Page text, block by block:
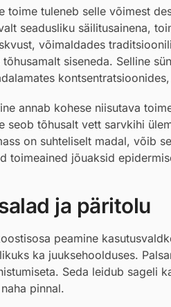
tuleneb selle võimest
seadusliku säilitusainena,
võimaldades
siseneda. Selline
annab kohese niisutava
seob tõhusalt vett sarvkihi
on suhteliselt madal, võib
toimeained jõuaksid
ja päritolu
peamine
ka juuksehoolduses.
Seda leidub sageli
pinnal.